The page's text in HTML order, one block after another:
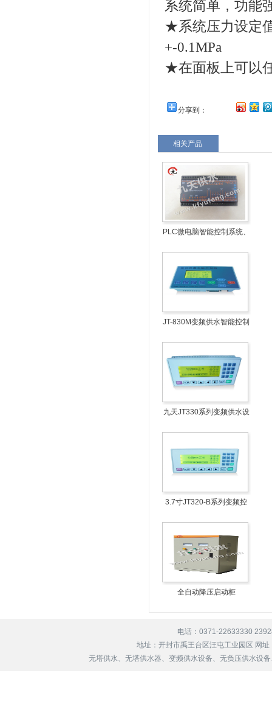
系统简单，功能
★系统压力设定
+-0.1MPa
★在面板上可以
分享到：
相关产品
PLC微电脑智能控制系统、
JT-830M变频供水智能控制
九天JT330系列变频供水设
3.7寸JT320-B系列变频控
全自动降压启动柜
电话：0371-22633330
地址：开封市禹王台区汪屯工业园区 网址
无塔供水、无塔供水器、变频供水设备、无负压供水设